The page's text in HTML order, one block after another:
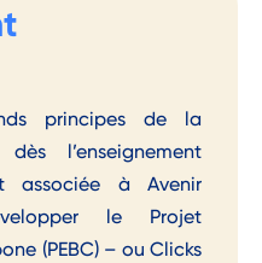
principes de la
l’enseignement
associée à Avenir
le Projet
(PEBC) – ou Clicks